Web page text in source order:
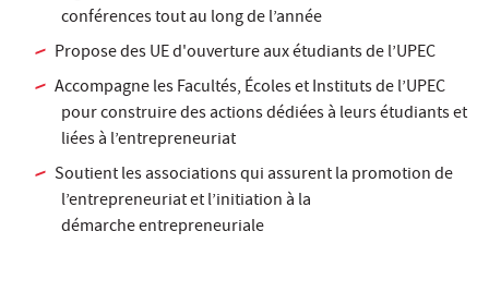
conférences tout au long de l’année
Propose des UE d'ouverture aux étudiants de l’UPEC
Accompagne les Facultés, Écoles et Instituts de l’UPEC
pour construire des actions dédiées à leurs étudiants et
liées à l’entrepreneuriat
Soutient les associations qui assurent la promotion de
l’entrepreneuriat et l’initiation à la
démarche entrepreneuriale